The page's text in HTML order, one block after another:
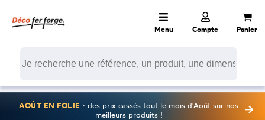
Menu Compte Panier
AOÛT EN FOLIE : des prix cassés tout le mois d'Août sur nos
meilleurs produits !